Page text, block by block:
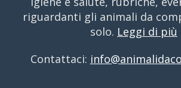
riguardanti gli animali da
solo. Leggi di più
Contattaci: